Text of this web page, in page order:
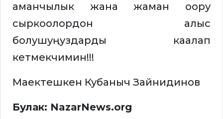
аманчылык жана жаман оору
сыркоолордон алыс
болушуңуздарды каалап
кетмекчимин!!!
Маектешкен Кубаныч Зайнидинов
Булак: NazarNews.org